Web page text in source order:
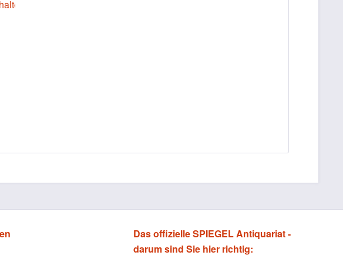
Das offizielle SPIEGEL Antiquariat -
darum sind Sie hier richtig: